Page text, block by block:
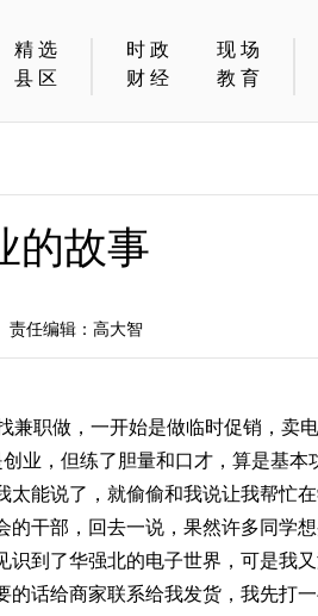
精选
县区
时政
现场
财经
教育
的故事
任编辑：高大智
兼职做，一开始是做临时促销，卖
业，但练了胆量和口才，算是基本
能说了，就偷偷和我说让我帮忙
干部，回去一说，果然许多同学
到了华强北的电子世界，可是我
话给商家联系给我发货，我先打